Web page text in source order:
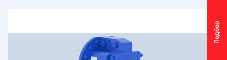
П
о
д
б
о
р
м
о
т
о
р
-
р
е
д
у
к
т
о
р